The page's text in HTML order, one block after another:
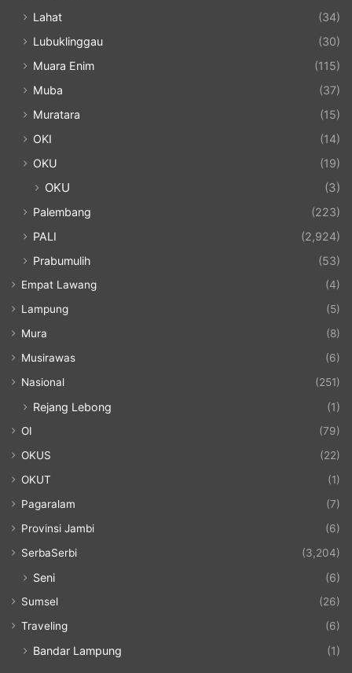
Lahat
(34)
Lubuklinggau
(30)
Muara Enim
(115)
Muba
(37)
Muratara
(15)
OKI
(14)
OKU
(19)
OKU (3)
Palembang
(223)
PALI
(2,924)
Prabumulih
(53)
Empat Lawang
(4)
Lampung
(5)
Mura
(8)
Musirawas
(6)
Nasional
(251)
Rejang Lebong (1)
OI
(79)
OKUS
(22)
OKUT
(1)
Pagaralam
(7)
Provinsi Jambi
(6)
SerbaSerbi
(3,204)
Seni (6)
Sumsel
(26)
Traveling
(6)
Bandar Lampung (1)